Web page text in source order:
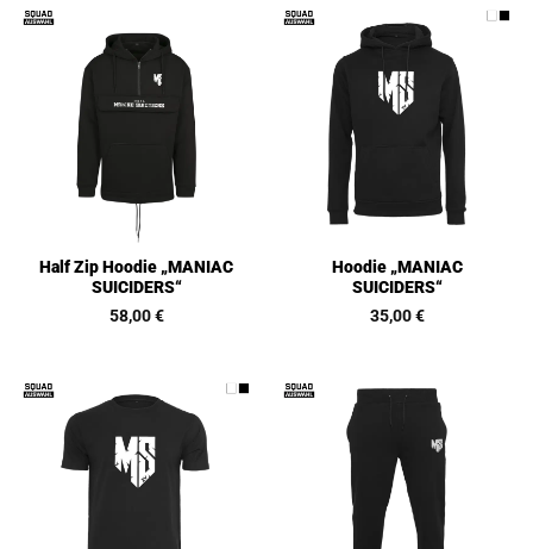
Half Zip Hoodie „MANIAC
SUICIDERS“
58,00€
Hoodie „MANIAC
SUICIDERS“
35,00€